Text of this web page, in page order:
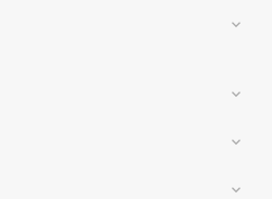



